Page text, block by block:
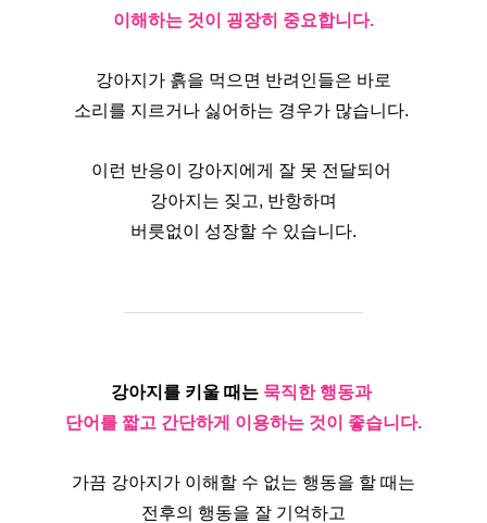
이해하는 것이 굉장히 중요합니다.
강아지가 흙을 먹으면 반려인들은 바로
소리를 지르거나 싫어하는 경우가 많습니다.
이런 반응이 강아지에게 잘 못 전달되어
강아지는 짖고, 반항하며
버릇없이 성장할 수 있습니다.
강아지를 키울 때는 묵직한 행동과
단어를 짧고 간단하게 이용하는 것이 좋습니다.
가끔 강아지가 이해할 수 없는 행동을 할 때는
전후의 행동을 잘 기억하고